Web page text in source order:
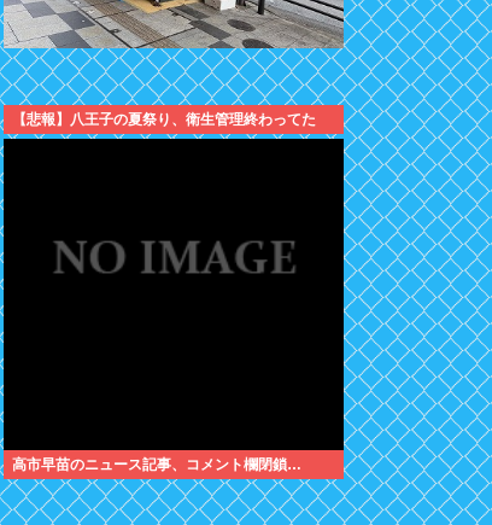
【悲報】八王子の夏祭り、衛生管理終わってた
高市早苗のニュース記事、コメント欄閉鎖…